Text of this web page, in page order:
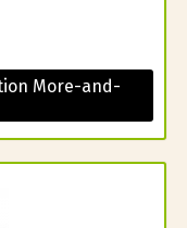
More-and-